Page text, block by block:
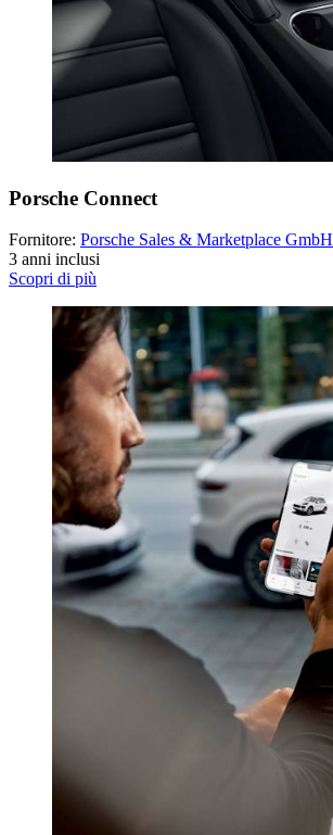
Porsche Connect
Fornitore: Porsche Sales & Marketplace GmbH
3 anni inclusi
Scopri di più